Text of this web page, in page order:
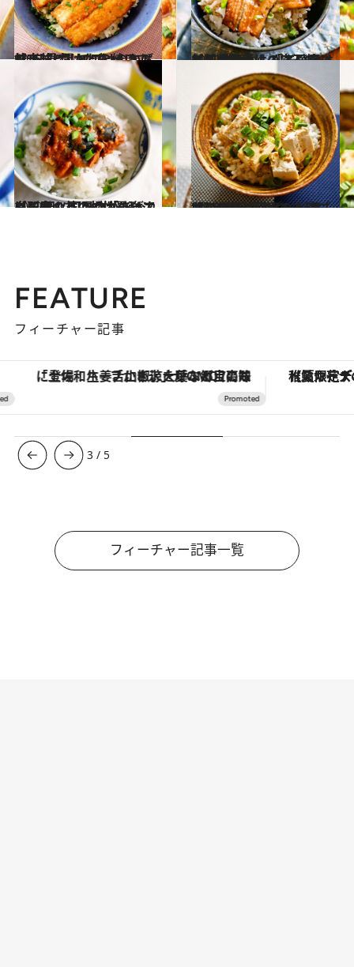
2022.7.27
【レシピ】イワシのかば焼き丼 “開かれたイワシ”を見つけたら 焼いて甘辛味にしてごはんにドン！
グルメ 2022.8.2
【即席のっけごはんレシピ】 料理がしんどい日は缶詰の出番！ 「三陸産あなご醤油煮」の穴子丼
グルメ
2022.8.4
【即席のっけごはんレシピ】 紀ノ国屋の「さばカレー煮」丼 コクがあって白ごはんとの相性最強
グルメ 2022.7.23
【レシピ】豆腐のっけごはん 禁断のスピード丼！ “即席だし醤油”でさらにおいしい
グルメ
FEATURE
フィーチャー記事
「土佐和ハーブかき氷」がOMO7高知に登場！生姜、山椒、大葉など目にも舌にも涼を呼ぶ郷土の味 【夏限定ディナーコース】旬を
3 / 5
フィーチャー記事一覧